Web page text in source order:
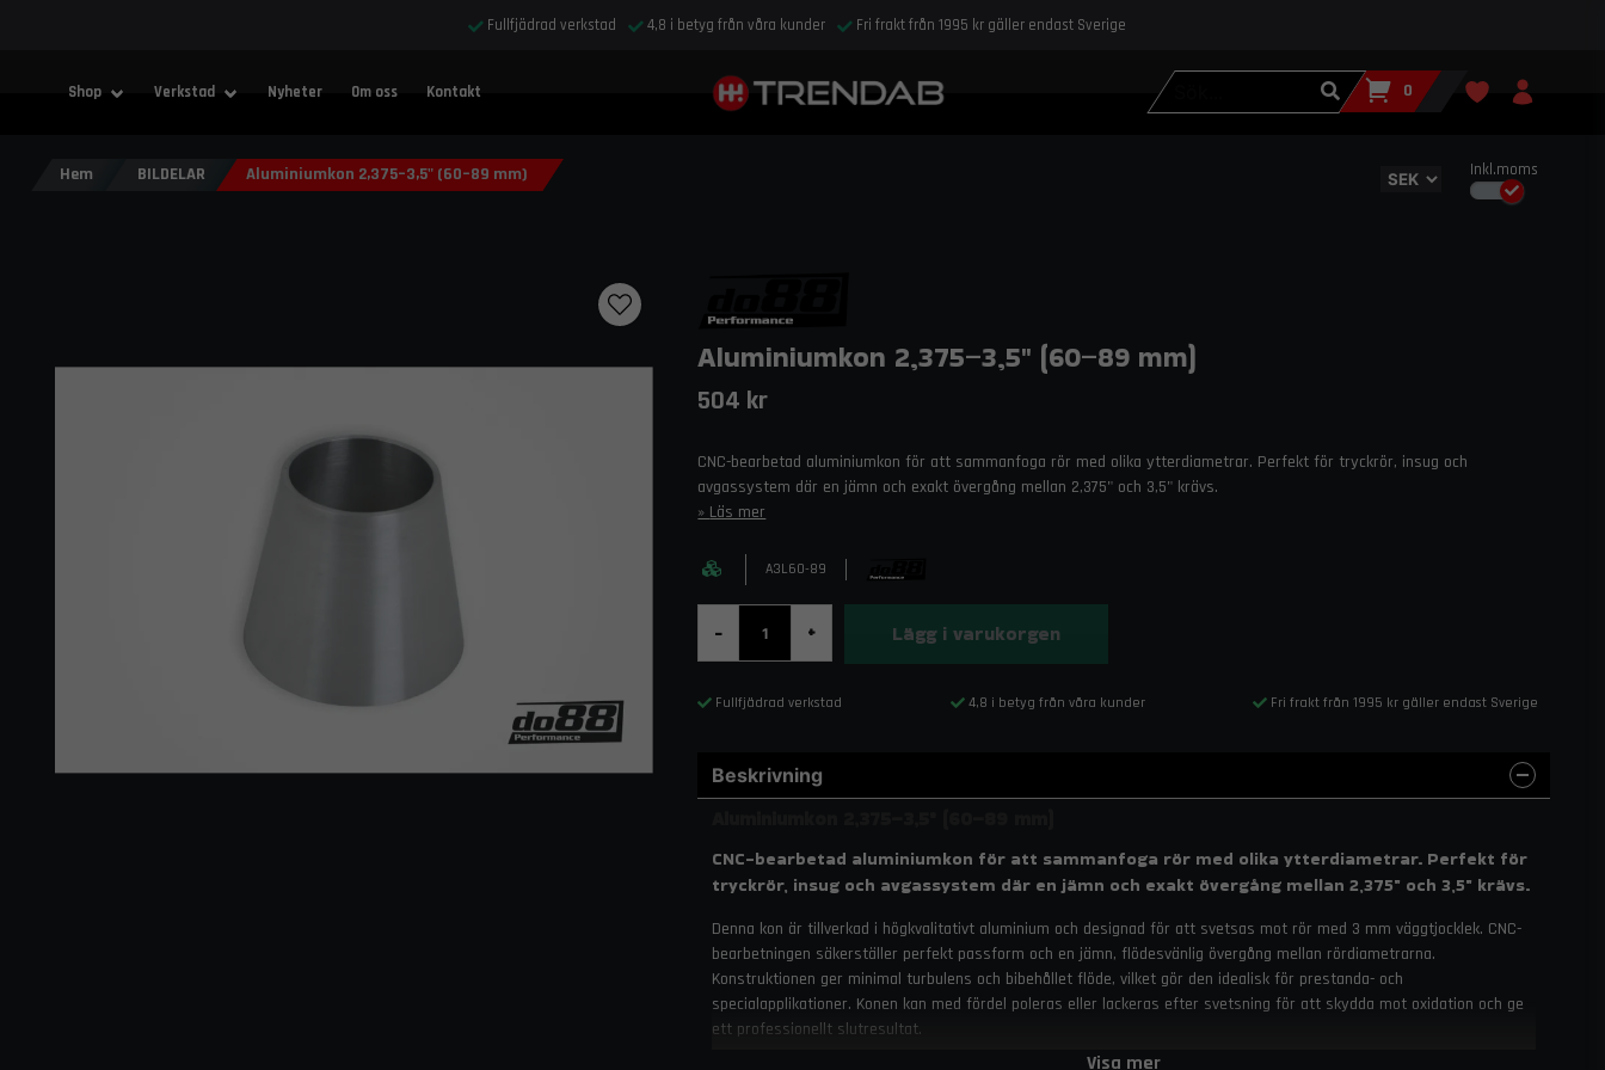
Fullfjädrad verkstad 4,8 i betyg från våra kunder Fri frakt från 1995 kr gäller endast Sverige
Inkl.moms
Shop Verkstad Nyheter Om oss Kontakt 0
Hem BILDELAR Aluminiumkon 2,375–3,5" (60–89 mm)
Aluminiumkon 2,375–3,5" (60–89 mm)
504 kr
CNC-bearbetad aluminiumkon för att sammanfoga rör med olika ytterdiametrar. Perfekt för tryckrör, insug och
avgassystem där en jämn och exakt övergång mellan 2,375" och 3,5" krävs.
Läs mer
A3L60-89
- + Lägg i varukorgen
Fullfjädrad verkstad 4,8 i betyg från våra kunder Fri frakt från 1995 kr gäller endast Sverige
Beskrivning
CNC-bearbetad aluminiumkon för att sammanfoga rör med olika ytterdiametrar. Perfekt för
tryckrör, insug och avgassystem där en jämn och exakt övergång mellan 2,375" och 3,5" krävs.
Denna kon är tillverkad i högkvalitativt aluminium och designad för att svetsas mot rör med 3 mm väggtjocklek. CNC-
bearbetningen säkerställer perfekt passform och en jämn, flödesvänlig övergång mellan rördiametrarna.
Konstruktionen ger minimal turbulens och bibehållet flöde, vilket gör den idealisk för prestanda- och
specialapplikationer. Konen kan med fördel poleras eller lackeras efter svetsning för att skydda mot oxidation och ge
ett professionellt slutresultat.
Visa mer